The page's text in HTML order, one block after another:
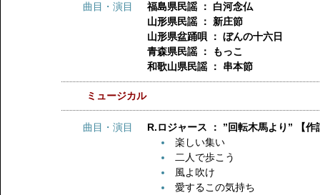
曲目・演目
福島県民謡 ： 白河念仏
山形県民謡 ： 新庄節
山形県盆踊唄 ： ぼんの十六日
青森県民謡 ： もっこ
和歌山県民謡 ： 串本節
ミュージカル
曲目・演目
R.ロジャース ： ”回転木馬より” 【
楽しい集い
二人で歩こう
風よ吹け
愛するこの気持ち